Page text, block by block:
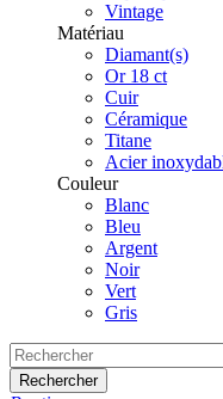
Vintage
Matériau
Diamant(s)
Or 18 ct
Cuir
Céramique
Titane
Acier
Couleur
Blanc
Bleu
Argent
Noir
Vert
Gris
Rechercher